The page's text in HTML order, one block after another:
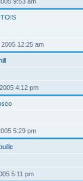
12:25 am
4:12 pm
5:29 pm
5:11 pm